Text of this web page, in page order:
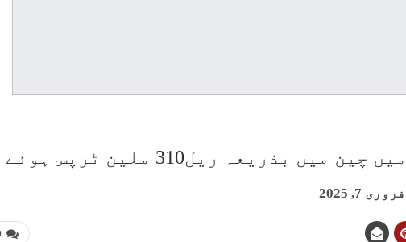
بذریعہ ریل310 ملین ٹرپس ہوئے
فروری 7, 2025